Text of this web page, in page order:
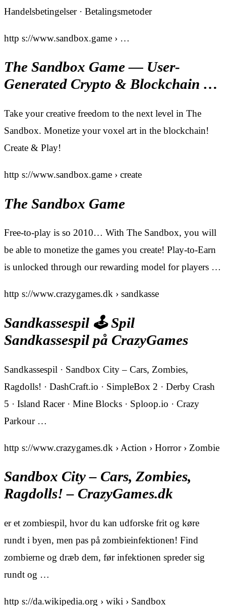
Handelsbetingelser · Betalingsmetoder
http s://www.sandbox.game › …
The Sandbox Game — User-
Generated Crypto & Blockchain …
Take your creative freedom to the next level in The
Sandbox. Monetize your voxel art in the blockchain!
Create & Play!
http s://www.sandbox.game › create
The Sandbox Game
Free-to-play is so 2010… With The Sandbox, you will
be able to monetize the games you create! Play-to-Earn
is unlocked through our rewarding model for players …
http s://www.crazygames.dk › sandkasse
Sandkassespil 🕹️ Spil
Sandkassespil på CrazyGames
Sandkassespil · Sandbox City – Cars, Zombies,
Ragdolls! · DashCraft.io · SimpleBox 2 · Derby Crash
5 · Island Racer · Mine Blocks · Sploop.io · Crazy
Parkour …
http s://www.crazygames.dk › Action › Horror › Zombie
Sandbox City – Cars, Zombies,
Ragdolls! – CrazyGames.dk
er et zombiespil, hvor du kan udforske frit og køre
rundt i byen, men pas på zombieinfektionen! Find
zombierne og dræb dem, før infektionen spreder sig
rundt og …
http s://da.wikipedia.org › wiki › Sandbox